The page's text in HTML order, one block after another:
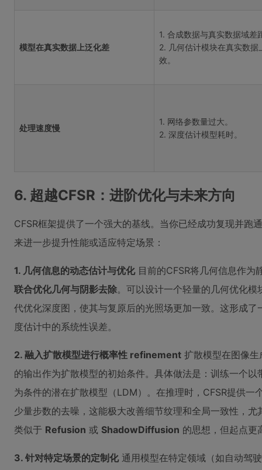
模型在真实数据上泛化差
1. 合成数据与真实数据域差
2. 几何估计模块在真实数据
效。
处理速度慢
1. 网络参数量过大。
2. 深度估计模型耗时。
6. 超越CFSR：进阶优化与未来方向
CFSR框架提供了一个强大的基线。当你已经成功复现并跑
来进一步提升性能或适应特定场景：
1. 几何信息的动态估计与优化目前的CFSR将几何信息作为
联合优化几何与阴影去除。可以设计一个轻量的几何优化
代优化深度图，使其与复原后的光照场更加一致。这形成
度估计中的系统性误差。
2. 融入扩散模型进行概率性 refinement 扩散模型在图像
的输出作为扩散模型的初始条件。具体做法是：训练一个
为条件的潜在扩散模型（LDM）。在推理时，CFSR提供一
少量步数的去噪，这能极大改善细节纹理和全局一致性，
类似于 Refusion 或 ShadowDiffusion 的思想，但起点更
3. 针对特定场景的定制化通用模型在特定领域（如自动驾